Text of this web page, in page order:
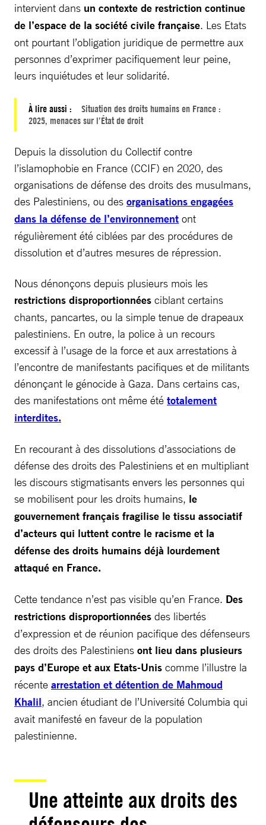
intervient dans un contexte de restriction continue
de l’espace de la société civile française. Les Etats
ont pourtant l’obligation juridique de permettre aux
personnes d’exprimer pacifiquement leur peine,
leurs inquiétudes et leur solidarité.
À lire aussi :
Situation des droits humains en France :
2025, menaces sur l’État de droit
Depuis la dissolution du Collectif contre
l’islamophobie en France (CCIF) en 2020, des
organisations de défense des droits des musulmans,
des Palestiniens, ou des organisations engagées
dans la défense de l’environnement ont
régulièrement été ciblées par des procédures de
dissolution et d’autres mesures de répression.
Nous dénonçons depuis plusieurs mois les
restrictions disproportionnées ciblant certains
chants, pancartes, ou la simple tenue de drapeaux
palestiniens. En outre, la police à un recours
excessif à l’usage de la force et aux arrestations à
l’encontre de manifestants pacifiques et de militants
dénonçant le génocide à Gaza. Dans certains cas,
des manifestations ont même été totalement
interdites.
En recourant à des dissolutions d’associations de
défense des droits des Palestiniens et en multipliant
les discours stigmatisants envers les personnes qui
se mobilisent pour les droits humains, le
gouvernement français fragilise le tissu associatif
d’acteurs qui luttent contre le racisme et la
défense des droits humains déjà lourdement
attaqué en France.
Cette tendance n’est pas visible qu’en France. Des
restrictions disproportionnées des libertés
d’expression et de réunion pacifique des défenseurs
des droits des Palestiniens ont lieu dans plusieurs
pays d’Europe et aux Etats-Unis comme l’illustre la
récente arrestation et détention de Mahmoud
Khalil, ancien étudiant de l’Université Columbia qui
avait manifesté en faveur de la population
palestinienne.
Une atteinte aux droits des